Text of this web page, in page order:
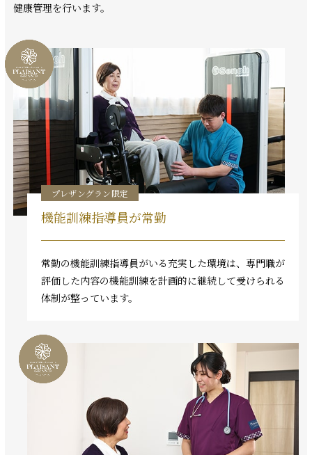
健康管理を行います。
プレザングラン限定
機能訓練指導員が常勤
常勤の機能訓練指導員がいる充実した環境は、専門職が
評価した内容の機能訓練を計画的に継続して受けられる
体制が整っています。